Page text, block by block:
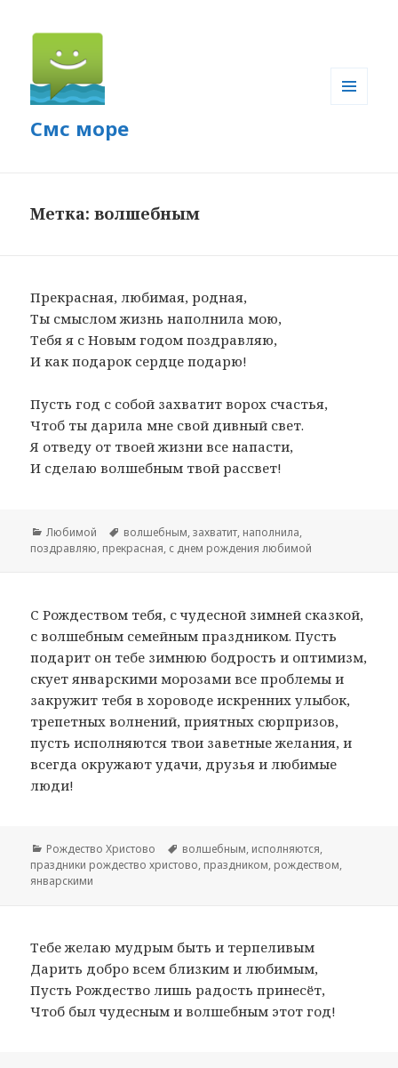
Смс море
Метка: волшебным
Прекрасная, любимая, родная,
Ты смыслом жизнь наполнила мою,
Тебя я с Новым годом поздравляю,
И как подарок сердце подарю!
Пусть год с собой захватит ворох счастья,
Чтоб ты дарила мне свой дивный свет.
Я отведу от твоей жизни все напасти,
И сделаю волшебным твой рассвет!
Рубрики
Любимой Метки
волшебным,захватит, наполнила,
поздравляю, прекрасная, с днем рождения любимой
С Рождеством тебя, с чудесной зимней сказкой,
с волшебным семейным праздником. Пусть
подарит он тебе зимнюю бодрость и оптимизм,
скует январскими морозами все проблемы и
закружит тебя в хороводе искренних улыбок,
трепетных волнений, приятных сюрпризов,
пусть исполняются твои заветные желания, и
всегда окружают удачи, друзья и любимые
люди!
Рубрики
Рождество Христово Метки
волшебным, исполняются,
праздники рождество христово, праздником, рождеством,
январскими
Тебе желаю мудрым быть и терпеливым
Дарить добро всем близким и любимым,
Пусть Рождество лишь радость принесёт,
Чтоб был чудесным и волшебным этот год!